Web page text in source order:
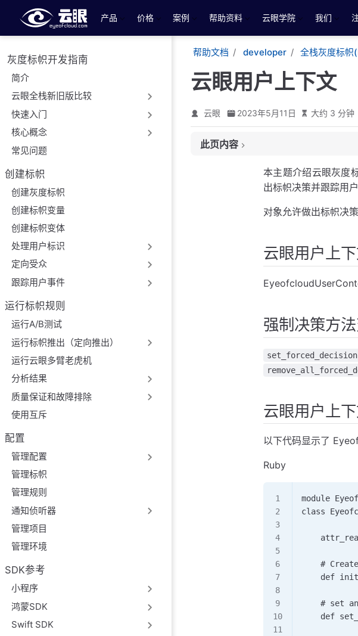
跳至主要內容
产品
价格 案例 帮助资料 云眼学院 我们
灰度标帜开发指南
简介
云眼全栈新旧版比较
快速入门
核心概念
常见问题
创建标帜
创建灰度标帜
创建标帜变量
创建标帜变体
处理用户标识
定向受众
跟踪用户事件
运行标帜规则
运行A/B测试
运行标帜推出（定向推出）
运行云眼多臂老虎机
分析结果
质量保证和故障排除
使用互斥
配置
管理配置
管理标帜
管理规则
通知侦听器
管理项目
管理环境
SDK参考
小程序
鸿蒙SDK
Swift SDK
帮助文档 developer 全栈灰度标
云眼用户上下文
云眼 2023年5月11日 大约 3 分钟
此页内容
本主题介绍云眼灰度
出标帜决策并跟踪用
对象允许做出标帜决
云眼用户上
强制决策方
云眼用户上
以下代码显示了
Ruby
module
class
#
def
# set
def